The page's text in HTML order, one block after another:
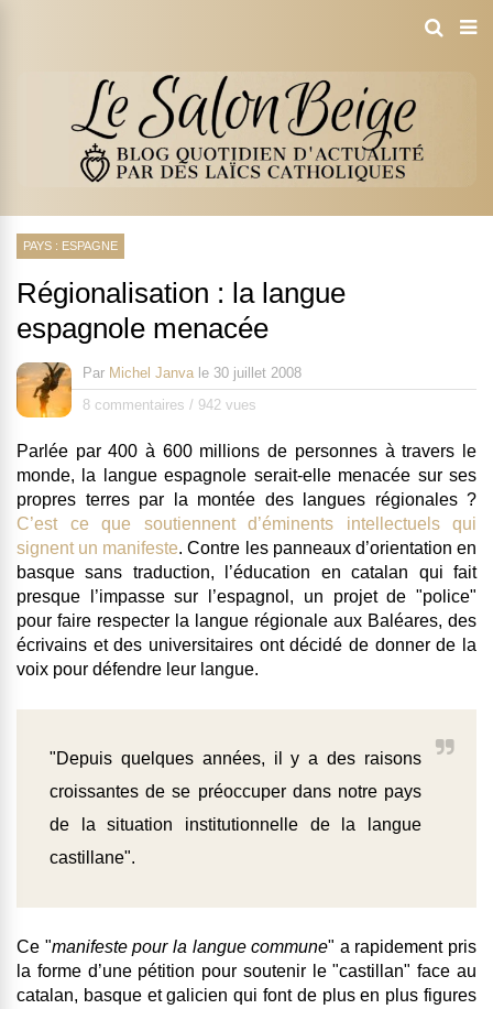
PAYS : ESPAGNE
Régionalisation : la langue
espagnole menacée
Par Michel Janva le 30 juillet 2008
8 commentaires / 942 vues
Parlée par 400 à 600 millions de personnes à travers le
monde, la langue espagnole serait-elle menacée sur ses
propres terres par la montée des langues régionales ?
C’est ce que soutiennent d’éminents intellectuels qui
signent un manifeste. Contre les panneaux d’orientation en
basque sans traduction, l’éducation en catalan qui fait
presque l’impasse sur l’espagnol, un projet de "police"
pour faire respecter la langue régionale aux Baléares, des
écrivains et des universitaires ont décidé de donner de la
voix pour défendre leur langue.
"Depuis quelques années, il y a des raisons
croissantes de se préoccuper dans notre pays
de la situation institutionnelle de la langue
castillane".
Ce "manifeste pour la langue commune" a rapidement pris
la forme d’une pétition pour soutenir le "castillan" face au
catalan, basque et galicien qui font de plus en plus figures